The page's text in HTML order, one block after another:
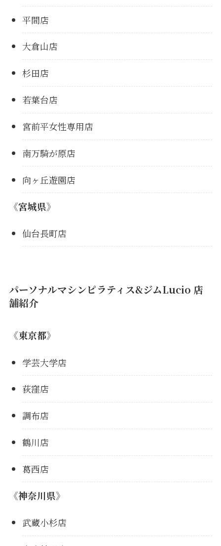
平間店
大倉山店
杉田店
若葉台店
宮前平女性専用店
南万騎が原店
向ヶ丘遊園店
《宮城県》
仙台長町店
パーソナルマシンピラティス&ジムLucio 店
舗紹介
《東京都》
学芸大学店
荻窪店
調布店
鶴川店
葛西店
《神奈川県》
武蔵小杉店